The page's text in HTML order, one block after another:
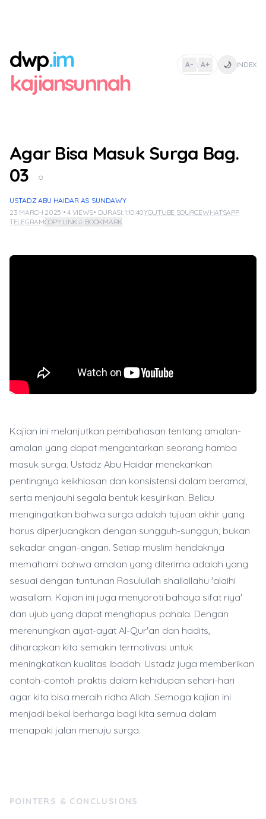
dwp.im
kajiansunnah
A- | A+ 🌙 INDEX
Agar Bisa Masuk Surga Bag.
03
○
USTADZ ABU HAIDAR AS SUNDAWY
23 MARCH 2025 • 4 VIEWS• DURASI: 1:10:40YOUTUBE SOURCEWHATSAPP
TELEGRAMCOPY LINK☆ BOOKMARK
Kajian ini melanjutkan pembahasan tentang amalan-
amalan yang dapat mengantarkan seorang hamba
masuk surga. Ustadz Abu Haidar menekankan
pentingnya keikhlasan dan konsistensi dalam beramal,
serta menjauhi segala bentuk kesyirikan. Beliau
mengingatkan bahwa surga adalah tujuan akhir yang
harus diperjuangkan dengan sungguh-sungguh, bukan
sekadar angan-angan. Setiap muslim hendaknya
memahami bahwa amalan yang diterima adalah yang
sesuai dengan tuntunan Rasulullah shallallahu 'alaihi
wasallam. Kajian ini juga menyoroti bahaya sifat riya'
dan ujub yang dapat menghapus pahala. Dengan
merenungkan ayat-ayat Al-Qur'an dan hadits,
diharapkan kita semakin termotivasi untuk
meningkatkan kualitas ibadah. Ustadz juga memberikan
contoh-contoh praktis dalam kehidupan sehari-hari
agar kita bisa meraih ridha Allah. Semoga kajian ini
menjadi bekal berharga bagi kita semua dalam
menapaki jalan menuju surga.
POINTERS & CONCLUSIONS